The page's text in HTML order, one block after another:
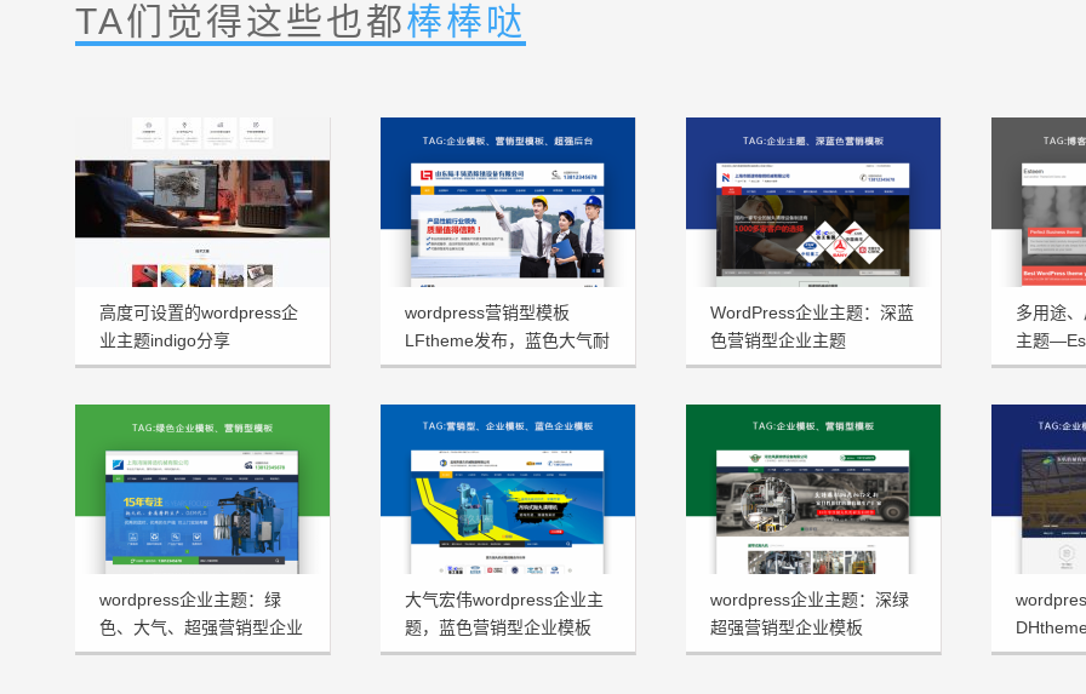
TA们觉得这些也都棒棒哒
高度可设置的wordpress企
业主题indigo分享
wordpress营销型模板
LFtheme发布，蓝色大气耐
看型首选
WordPress企业主题：深蓝
色营销型企业主题
NstTheme发布
多用途
主题
wordpress企业主题：绿
色、大气、超强营销型企业
模板HRtheme发布
大气宏伟wordpress企业主
题，蓝色营销型企业模板
HJtheme发布
wordpress企业主题：深绿
超强营销型企业模板
FHtheme发布
板发布